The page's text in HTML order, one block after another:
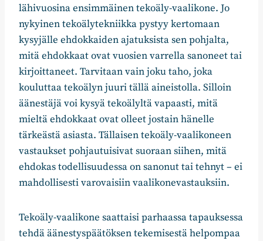
lähivuosina ensimmäinen tekoäly-vaalikone. Jo
nykyinen tekoälytekniikka pystyy kertomaan
kysyjälle ehdokkaiden ajatuksista sen pohjalta,
mitä ehdokkaat ovat vuosien varrella sanoneet tai
kirjoittaneet. Tarvitaan vain joku taho, joka
kouluttaa tekoälyn juuri tällä aineistolla. Silloin
äänestäjä voi kysyä tekoälyltä vapaasti, mitä
mieltä ehdokkaat ovat olleet jostain hänelle
tärkeästä asiasta. Tällaisen tekoäly-vaalikoneen
vastaukset pohjautuisivat suoraan siihen, mitä
ehdokas todellisuudessa on sanonut tai tehnyt – ei
mahdollisesti varovaisiin vaalikonevastauksiin.
Tekoäly-vaalikone saattaisi parhaassa tapauksessa
tehdä äänestyspäätöksen tekemisestä helpompaa